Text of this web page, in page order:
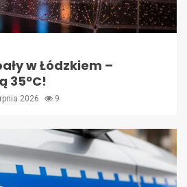
w Łódzkiem –
35ºC!
2026 9